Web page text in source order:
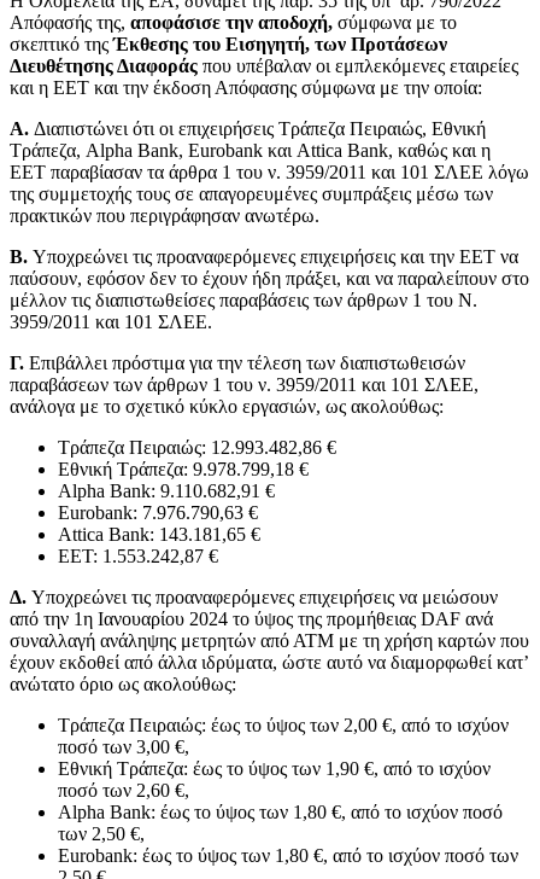
Απόφασής της, αποφάσισε την αποδοχή, σύμφωνα με το
σκεπτικό τηςΈκθεσης του Εισηγητή, των Προτάσεων
Διευθέτησης Διαφοράς που υπέβαλαν οι εμπλεκόμενες εταιρείες
και η ΕΕΤ και την έκδοση Απόφασης σύμφωνα με την οποία:
Α. Διαπιστώνει ότι οι επιχειρήσεις Τράπεζα Πειραιώς, Εθνική
Τράπεζα, Alpha Bank, Eurobank και Attica Bank, καθώς και η
ΕΕΤ παραβίασαν τα άρθρα 1 του ν. 3959/2011 και 101 ΣΛΕΕ λόγω
της συμμετοχής τους σε απαγορευμένες συμπράξεις μέσω των
πρακτικών που περιγράφησαν ανωτέρω.
Β. Υποχρεώνει τις προαναφερόμενες επιχειρήσεις και την ΕΕΤ να
παύσουν, εφόσον δεν το έχουν ήδη πράξει, και να παραλείπουν στο
μέλλον τις διαπιστωθείσες παραβάσεις των άρθρων 1 του Ν.
3959/2011 και 101 ΣΛΕΕ.
Γ. Επιβάλλει πρόστιμα για την τέλεση των διαπιστωθεισών
παραβάσεων των άρθρων 1 του ν. 3959/2011 και 101 ΣΛΕΕ,
ανάλογα με το σχετικό κύκλο εργασιών, ως ακολούθως:
Τράπεζα Πειραιώς: 12.993.482,86 €
Εθνική Τράπεζα: 9.978.799,18 €
Alpha Bank: 9.110.682,91 €
Eurobank: 7.976.790,63 €
Attica Bank: 143.181,65 €
ΕΕΤ: 1.553.242,87 €
Δ. Υποχρεώνει τις προαναφερόμενες επιχειρήσεις να μειώσουν
από την 1η Ιανουαρίου 2024 το ύψος της προμήθειας DAF ανά
συναλλαγή ανάληψης μετρητών από ΑΤΜ με τη χρήση καρτών που
έχουν εκδοθεί από άλλα ιδρύματα, ώστε αυτό να διαμορφωθεί κατ’
ανώτατο όριο ως ακολούθως:
Τράπεζα Πειραιώς: έως το ύψος των 2,00 €, από το ισχύον
ποσό των 3,00 €,
Εθνική Τράπεζα: έως το ύψος των 1,90 €, από το ισχύον
ποσό των 2,60 €,
Alpha Bank: έως το ύψος των 1,80 €, από το ισχύον ποσό
των 2,50 €,
Eurobank: έως το ύψος των 1,80 €, από το ισχύον ποσό των